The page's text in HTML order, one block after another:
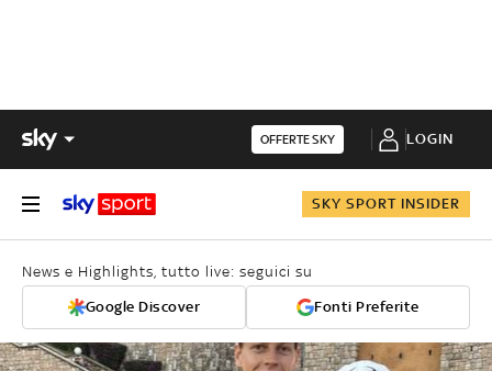
OFFERTE SKY LOGIN
SKY SPORT INSIDER
News e Highlights, tutto live: seguici su
Google Discover Fonti Preferite